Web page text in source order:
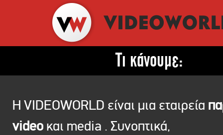
Τι κάνουμε:
Η VIDEOWORLD είναι μια εταιρεία
video και media . Συνοπτικά,